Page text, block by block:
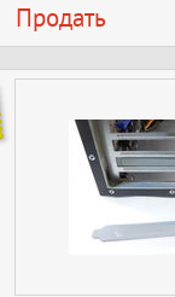
Продать